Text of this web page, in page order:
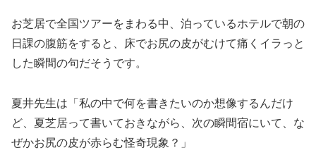
お芝居で全国ツアーをまわる中、泊っているホテルで朝の
日課の腹筋をすると、床でお尻の皮がむけて痛くイラっと
した瞬間の句だそうです。
夏井先生は「私の中で何を書きたいのか想像するんだけ
ど、夏芝居って書いておきながら、次の瞬間宿にいて、な
ぜかお尻の皮が赤らむ怪奇現象？」